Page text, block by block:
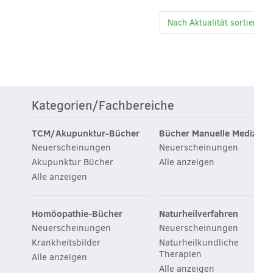
Kategorien/Fachbereiche
TCM/Akupunktur-Bücher
Neuerscheinungen
Akupunktur Bücher
Alle anzeigen
Bücher Manuelle
Neuerscheinungen
Alle anzeigen
Homöopathie-Bücher
Neuerscheinungen
Krankheitsbilder
Alle anzeigen
Naturheilverfahren
Neuerscheinungen
Naturheilkundliche
Therapien
Alle anzeigen